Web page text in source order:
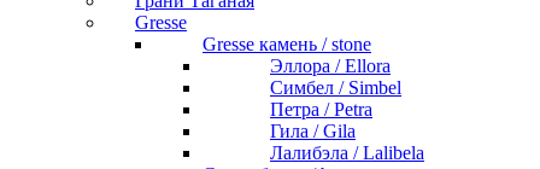
Gresse
Gresse камень / stone
Эллора / Ellora
Симбел / Simbel
Петра / Petra
Гила / Gila
Лалибэла / Lalibela